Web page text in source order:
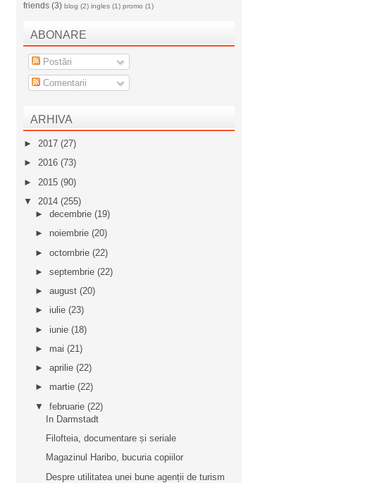
friends (3) blog (2) ingles (1) promo (1)
ABONARE
Postări
Comentarii
ARHIVA
► 2017 (27)
► 2016 (73)
► 2015 (90)
▼ 2014 (255)
► decembrie (19)
► noiembrie (20)
► octombrie (22)
► septembrie (22)
► august (20)
► iulie (23)
► iunie (18)
► mai (21)
► aprilie (22)
► martie (22)
▼ februarie (22)
In Darmstadt
Filofteia, documentare și seriale
Magazinul Haribo, bucuria copiilor
Despre utilitatea unei bune agenții de turism